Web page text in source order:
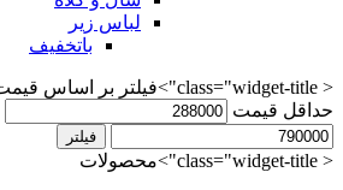
لباس زیر
باتخفیف
< class="widget-title">فیلتر بر اساس قیمت
حداقل قیمت
فیلتر
< class="widget-title">محصولات